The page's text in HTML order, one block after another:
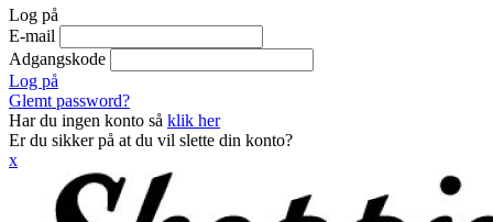
Log på
E-mail
Adgangskode
Log på
Glemt password?
Har du ingen konto så klik her
Er du sikker på at du vil slette din konto?
x